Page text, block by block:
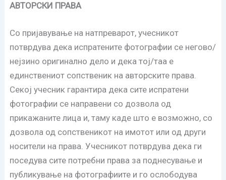
АВТОРСКИ ПРАВА
Со пријавување на натпреварот, учесникот
потврдува дека испратените фотографии се негово/
нејзино оригинално дело и дека тој/таа е
единствениот сопственик на авторските права.
Секој учесник гарантира дека сите испратени
фотографии се направени со дозвола од
прикажаните лица и, таму каде што е возможно, со
дозвола од сопственикот на имотот или од други
носители на права. Учесникот потврдува дека ги
поседува сите потребни права за поднесување и
публикување на фотографиите и го ослободува